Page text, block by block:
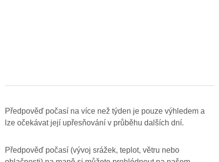
Předpověď počasí na více než týden je pouze výhledem a
lze očekávat její upřesňování v průběhu dalších dní.
Předpověď počasí (vývoj srážek, teplot, větru nebo